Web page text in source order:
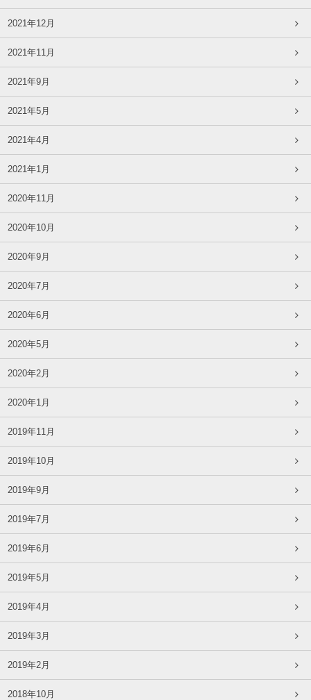
2021年12月
2021年11月
2021年9月
2021年5月
2021年4月
2021年1月
2020年11月
2020年10月
2020年9月
2020年7月
2020年6月
2020年5月
2020年2月
2020年1月
2019年11月
2019年10月
2019年9月
2019年7月
2019年6月
2019年5月
2019年4月
2019年3月
2019年2月
2018年10月